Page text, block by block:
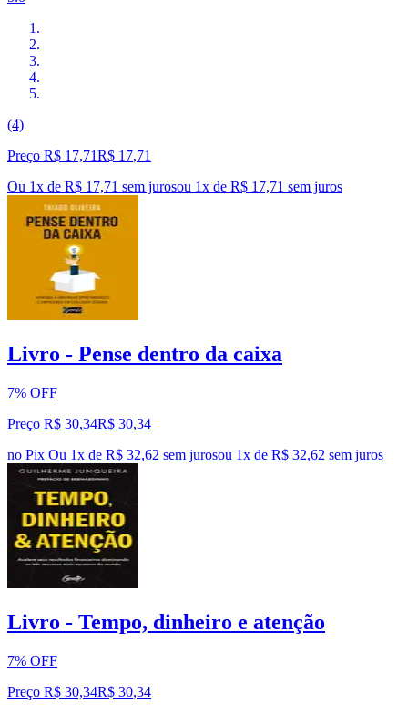
(4)
Preço R$ 17,71R$ 17,71
Ou 1x de R$ 17,71 sem jurosou 1x de R$ 17,71 sem juros
Livro - Pense dentro da caixa
7% OFF
Preço R$ 30,34R$ 30,34
no Pix Ou 1x de R$ 32,62 sem jurosou 1x de R$ 32,62 sem juros
Livro - Tempo, dinheiro e atenção
7% OFF
Preço R$ 30,34R$ 30,34